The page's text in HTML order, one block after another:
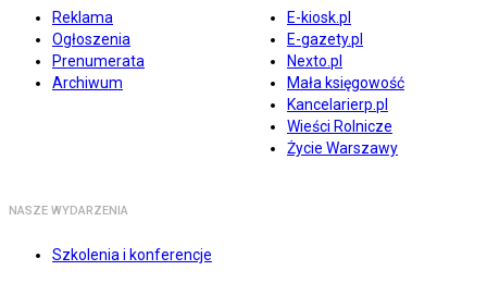
Reklama
Ogłoszenia
Prenumerata
Archiwum
E-kiosk.pl
E-gazety.pl
Nexto.pl
Mała księgowość
Kancelarierp.pl
Wieści Rolnicze
Życie Warszawy
NASZE WYDARZENIA
Szkolenia i konferencje